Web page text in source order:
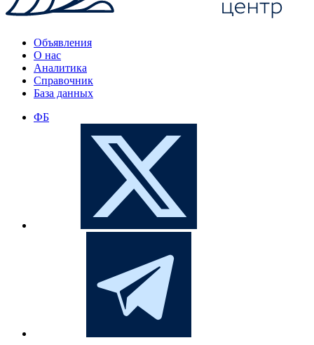
Объявления
О нас
Аналитика
Справочник
База данных
ФБ